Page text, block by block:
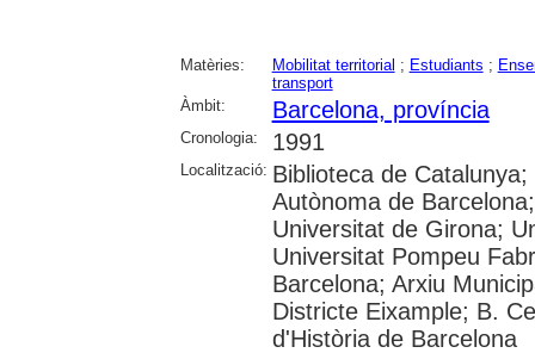
Matèries: Mobilitat territorial ; Estudiants ;
transport
Àmbit:
Barcelona, província
Cronologia: 1991
Localització: Biblioteca de
Autònoma de
Universitat de Girona;
Universitat Pompeu
Barcelona; Arxiu
Districte Eixample; B.
d'Història de Barcelona